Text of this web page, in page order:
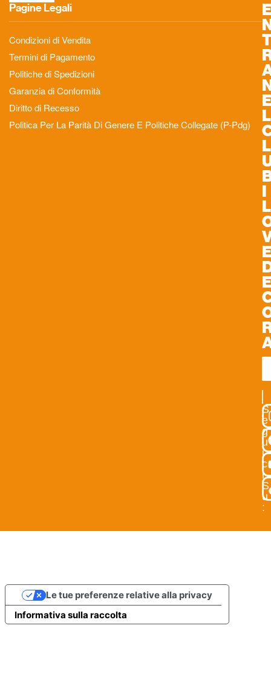
Pagine Legali
Condizioni di Vendita
Termini di Pagamento
Politiche di Spedizioni
Garanzia di Conformità
Diritto di Recesso
Politica Per La Parità Di Genere E Politiche Collegate (P-Pdg)
L
L
I
L
S
e
g
u
i
c
i
S
u
:
Informativa sulla raccolta
Le tue preferenze relative alla privacy